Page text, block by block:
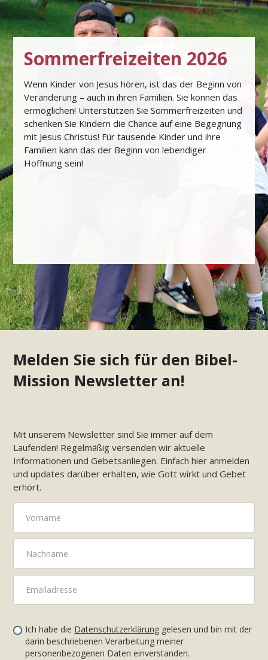
Sommerfreizeiten 2026
Wenn Kinder von Jesus hören, ist das der Beginn von
Veränderung – auch in ihren Familien. Sie können das
ermöglichen! Unterstützen Sie Sommerfreizeiten und
schenken Sie Kindern die Chance auf eine Begegnung
mit Jesus Christus! Für tausende Kinder und ihre
Familien kann das der Beginn von lebendiger
Hoﬀnung sein!
Melden Sie sich für den Bibel-
Mission Newsletter an!
Mit unserem Newsletter sind Sie immer auf dem
Laufenden! Regelmäßig versenden wir aktuelle
Informationen und Gebetsanliegen. Einfach hier anmelden
und updates darüber erhalten, wie Gott wirkt und Gebet
erhört.
Ich habe die Datenschutzerklärung gelesen und bin mit der
darin beschriebenen Verarbeitung meiner
personenbezogenen Daten einverstanden.